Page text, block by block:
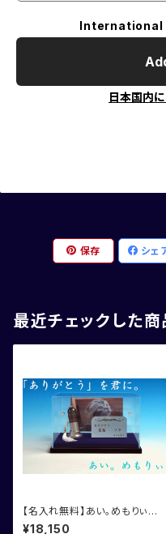
International
日本国内
保存 シェ
最近チェックした商
【名入れ無料】あい。めもりぃ
ペット用メモリアル4点セット
¥18,150